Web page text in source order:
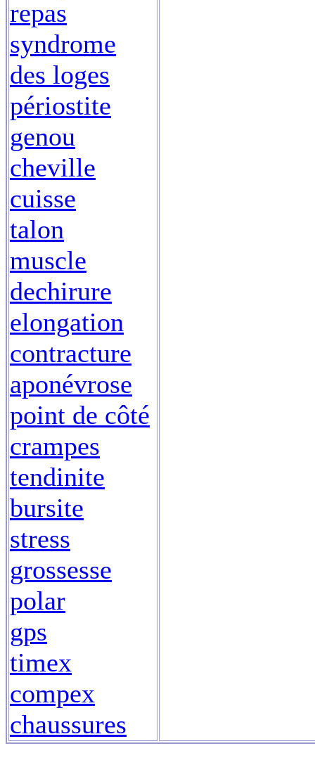
repas
syndrome
des loges
périostite
genou
cheville
cuisse
talon
muscle
dechirure
elongation
contracture
aponévrose
point de côté
crampes
tendinite
bursite
stress
grossesse
polar
gps
timex
compex
chaussures